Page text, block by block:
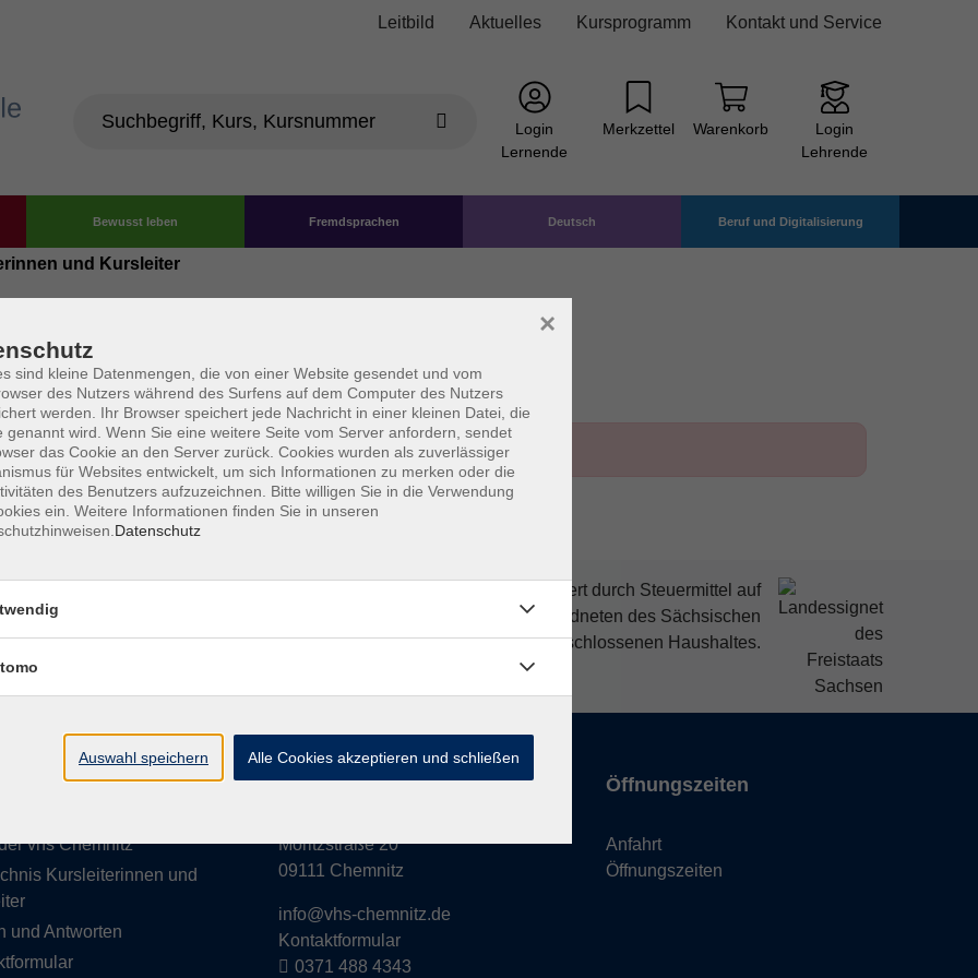
Leitbild Aktuelles Kursprogramm Kontakt und Service
Login
Lernende
Merkzettel Warenkorb
Login
Lehrende
Bewusst leben Fremdsprachen Deutsch Beruf und Digitalisierung
und Kursleiter
Die Volkshochschule wird mitfinanziert durch Steuermittel auf
der Grundlage des von den Abgeordneten des Sächsischen
Landtags beschlossenen Haushaltes.
AGB
vhs Chemnitz
Kursleiterinnen und
und Antworten
VHS Chemnitz
Moritzstraße 20
09111 Chemnitz
info@vhs-chemnitz.de
Kontaktformular
0371 488 4343
Öffnungszeiten
Anfahrt
Öffnungszeiten
sind kleine Datenmengen, die von einer Website gesendet und vom
des Nutzers während des Surfens auf dem Computer des Nutzers
werden. Ihr Browser speichert jede Nachricht in einer kleinen Datei, die
genannt wird. Wenn Sie eine weitere Seite vom Server anfordern, sendet
das Cookie an den Server zurück. Cookies wurden als zuverlässiger
für Websites entwickelt, um sich Informationen zu merken oder die
des Benutzers aufzuzeichnen. Bitte willigen Sie in die Verwendung
ein. Weitere Informationen finden Sie in unseren
Datenschutz
×
Auswahl speichern Alle Cookies akzeptieren und schließen